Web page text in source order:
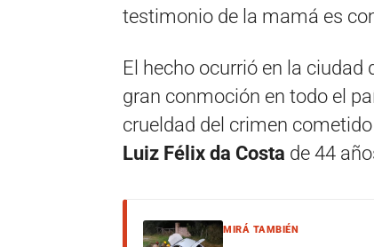
testimonio de la mamá es
El hecho ocurrió en la ciudad
gran conmoción en todo el
crueldad del crimen
Luiz Félix da Costa de 44
MIRÁ TAMBIÉN